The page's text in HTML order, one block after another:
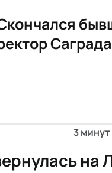
Саграда
3
на